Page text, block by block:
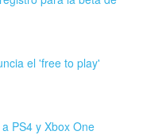
el 'free to play'
PS4 y Xbox One